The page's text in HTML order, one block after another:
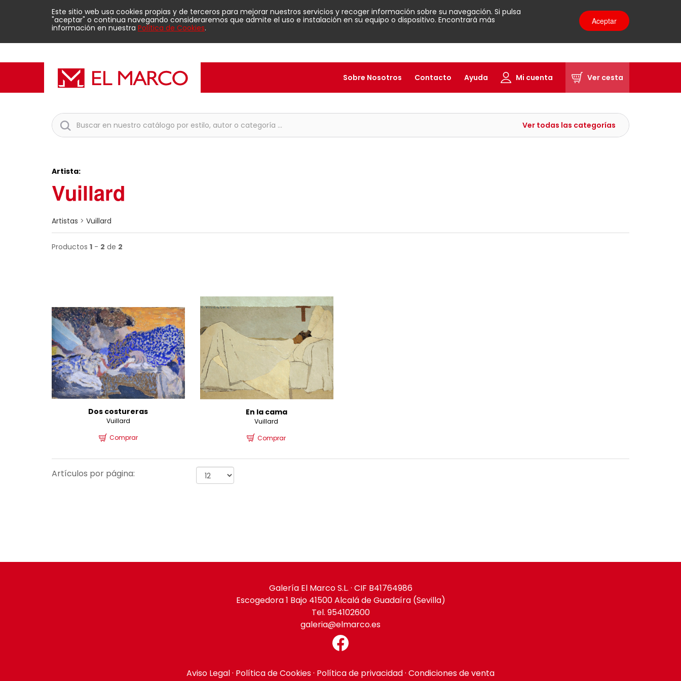
Este sitio web usa cookies propias y de terceros para mejorar nuestros servicios y recoger información sobre su navegación. Si pulsa
"aceptar" o continua navegando consideraremos que admite el uso e instalación en su equipo o dispositivo. Encontrará más
información en nuestra Política de Cookies.
Aceptar
Ver cesta
Mi cuenta
Ayuda
Contacto
Sobre Nosotros
Ver todas las categorías
Artista:
Vuillard
Artistas > Vuillard
Productos 1 - 2 de 2
Dos costureras
Vuillard
Comprar
En la cama
Vuillard
Comprar
Artículos por página:
Galería El Marco S.L. · CIF B41764986
Escogedora 1 Bajo 41500 Alcalá de Guadaíra (Sevilla)
Tel. 954102600
galeria@elmarco.es
Aviso Legal· Política de Cookies· Política de privacidad· Condiciones de venta